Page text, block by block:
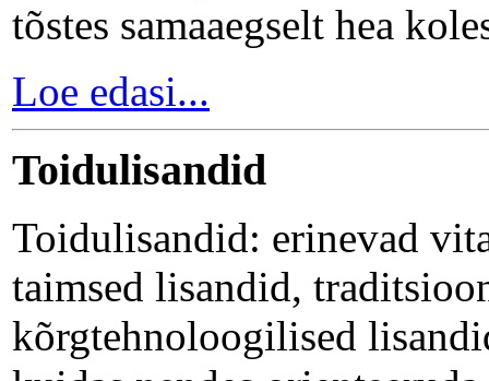
tõstes samaaegselt hea
Loe edasi...
Toidulisandid
Toidulisandid: erinevad
taimsed lisandid,
kõrgtehnoloogilised